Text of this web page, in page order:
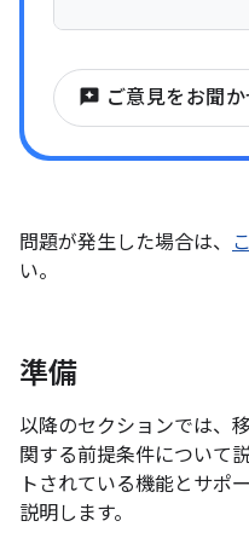
reviews ご意見をお聞
問題が発生した場合は、
い。
準備
以降のセクションでは、
関する前提条件について
トされている機能とサポ
説明します。